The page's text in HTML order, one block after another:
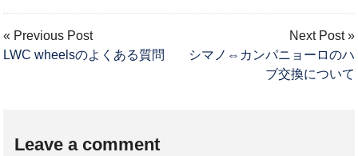
« Previous Post
LWC wheelsのよくある質問
Next Post »
シマノ⇔カンパニョーロのハ
ブ交換について
Leave a comment